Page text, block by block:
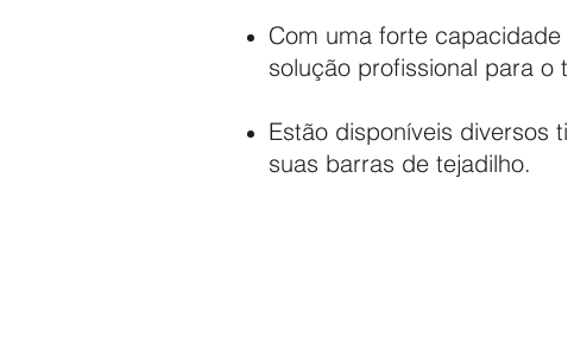
Com uma forte
solução profissional para o
Estão disponíveis diversos
suas barras de tejadilho.